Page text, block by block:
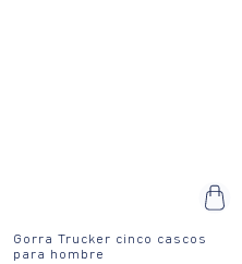
Gorra Trucker cinco cascos
para hombre